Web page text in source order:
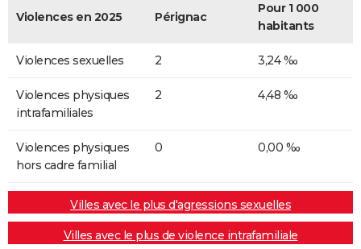
Violences en 2025 Pérignac
Pour 1 000
habitants
Violences sexuelles 2 3,24 ‰
Violences physiques
intrafamiliales
2 4,48 ‰
Violences physiques
hors cadre familial
0 0,00 ‰
Villes avec le plus d'agressions sexuelles
Villes avec le plus de violence intrafamiliale